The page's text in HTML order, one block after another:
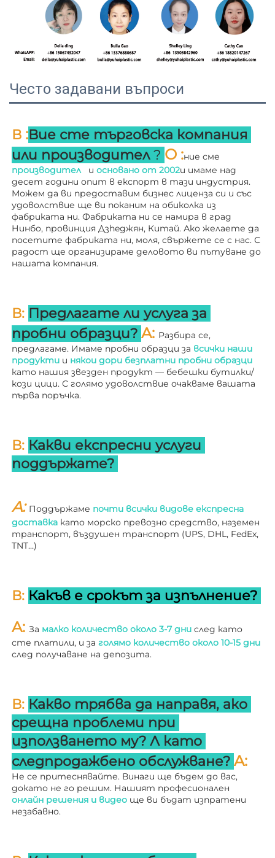
Често задавани въпроси
В :Вие сте търговска компания
или производител ? О :
производител и основано от 2002и имаме над
десет години опит в експорт в тази индустрия.
Можем да ви предоставим бизнес лиценза си и със
удоволствие ще ви поканим на обиколка из
фабриката ни. Фабриката ни се намира в град
Нинбо, провинция Дзheджян, Китай. Ако желаете да
посетите фабриката ни, моля, свържете се с нас. С
радост ще организираме деловото ви пътуване до
нашата компания.
В: Предлагате ли услуга за
пробни образци? A: Разбира се,
предлагаме. Имаме пробни образци за всички наши
продукти и
като нашия звезден продукт — бебешки бутилки/
кози цици. С голямо удоволствие очакваме вашата
първа поръчка.
В: Какви експресни услуги
поддържате?
A: Поддържаме почти всички видове експресна
доставка като морско превозно средство, наземен
транспорт, въздушен транспорт (UPS, DHL, FedEx,
TNT…)
В: Какъв е срокът за изпълнение?
A: За малко количество около 3-7 дни след като
сте платили, и за
след получаване на депозита.
В: Какво трябва да направя, ако
срещна проблеми при
използването му? Л като
следпродажбено обслужване?
Не се притеснявайте. Винаги ще бъдем до вас,
онлайн решения и видео ще ви бъдат изпратени
незабавно.